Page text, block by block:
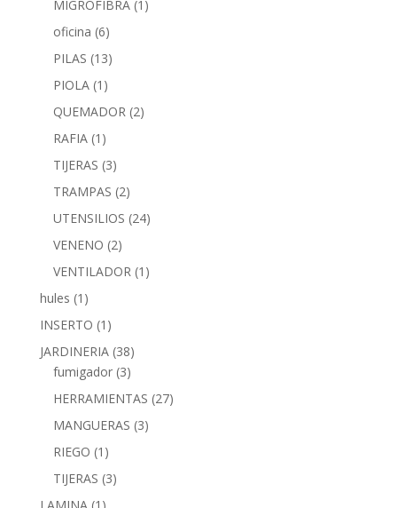
MIGROFIBRA (1)
oficina (6)
PILAS (13)
PIOLA (1)
QUEMADOR (2)
RAFIA (1)
TIJERAS (3)
TRAMPAS (2)
UTENSILIOS (24)
VENENO (2)
VENTILADOR (1)
hules (1)
INSERTO (1)
JARDINERIA (38)
fumigador (3)
HERRAMIENTAS (27)
MANGUERAS (3)
RIEGO (1)
TIJERAS (3)
LAMINA (1)